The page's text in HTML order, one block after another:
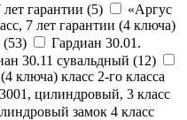
гарантии (5)
«Аргус
7 лет гарантии (4 ключа)
(53)
Гардиан 30.01.
30.11 сувальдный (12)
ключа) класс 2-го класса
цилиндровый, 3 класс
замок 4 класс